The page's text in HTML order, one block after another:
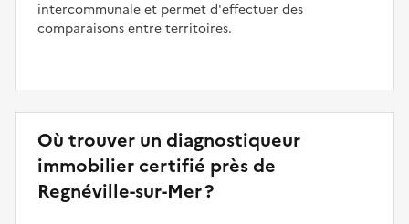
intercommunale et permet d'effectuer des
comparaisons entre territoires.
Où trouver un diagnostiqueur
immobilier certifié près de
Regnéville-sur-Mer ?